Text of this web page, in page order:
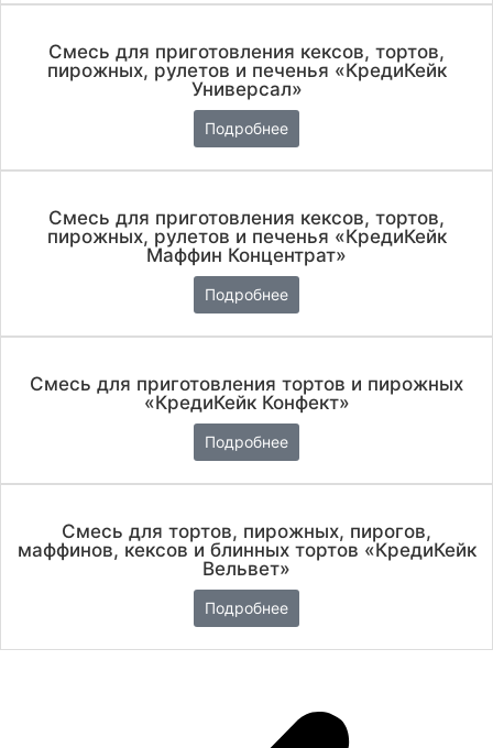
Смесь для приготовления кексов, тортов,
пирожных, рулетов и печенья «КредиКейк
Универсал»
Подробнее
Смесь для приготовления кексов, тортов,
пирожных, рулетов и печенья «КредиКейк
Маффин Концентрат»
Подробнее
Смесь для приготовления тортов и пирожных
«КредиКейк Конфект»
Подробнее
Смесь для тортов, пирожных, пирогов,
маффинов, кексов и блинных тортов «КредиКейк
Вельвет»
Подробнее